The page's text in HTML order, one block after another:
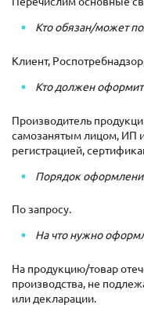
Кто обязан/может
Клиент,
Кто должен
Производитель
самозанятым лицом, ИП
регистрацией,
Порядок
По запросу.
На что нужно
На продукцию/товар
производства, не
или декларации.